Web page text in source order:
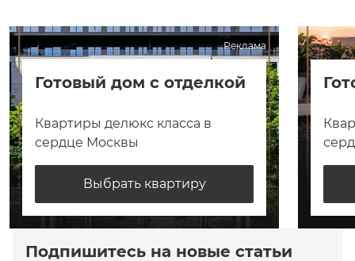
Реклама
Готовый дом с отделкой
Квартиры делюкс класса в
сердце Москвы
Выбрать квартиру
Подпишитесь на новые статьи